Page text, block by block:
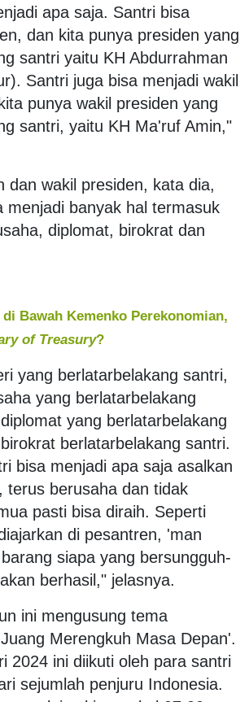
apa saja. Santri bisa
dan kita punya presiden yang
santri yaitu KH Abdurrahman
Santri juga bisa menjadi wakil
punya wakil presiden yang
santri, yaitu KH Ma'ruf Amin,"
dan wakil presiden, kata dia,
menjadi banyak hal termasuk
diplomat, birokrat dan
Bawah Kemenko Perekonomian,
of Treasury?
yang berlatarbelakang santri,
yang berlatarbelakang
yang berlatarbelakang
berlatarbelakang santri.
bisa menjadi apa saja asalkan
terus berusaha dan tidak
pasti bisa diraih. Seperti
di pesantren, 'man
siapa yang bersungguh-
berhasil," jelasnya.
ini mengusung tema
Merengkuh Masa Depan'.
2024 ini diikuti oleh para santri
sejumlah penjuru Indonesia.